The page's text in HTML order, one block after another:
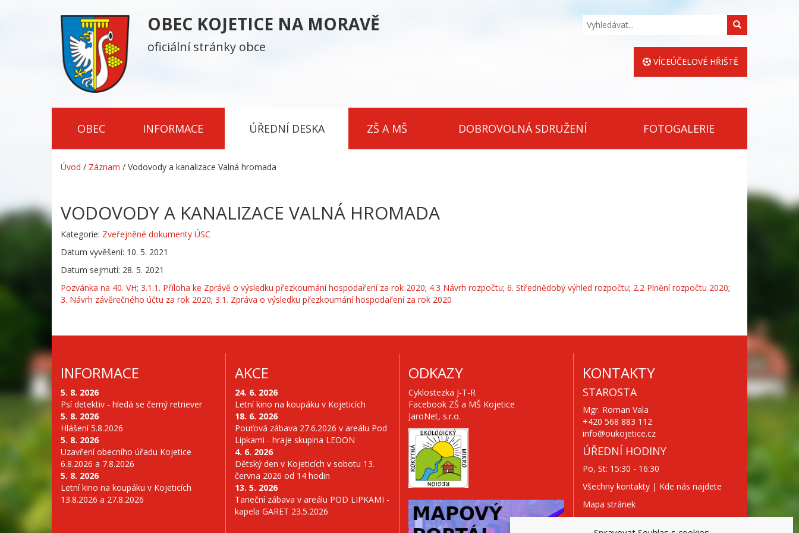
OBEC KOJETICE NA MORAVĚ
oficiální stránky obce
Hledat
VÍCEÚČELOVÉ HŘIŠTĚ
OBEC INFORMACE ÚŘEDNÍ DESKA ZŠ A MŠ DOBROVOLNÁ SDRUŽENÍ FOTOGALERIE
Úvod / Záznam / Vodovody a kanalizace Valná hromada
VODOVODY A KANALIZACE VALNÁ HROMADA
Kategorie: Zveřejněné dokumenty ÚSC
Datum vyvěšení: 10. 5. 2021
Datum sejmutí: 28. 5. 2021
Pozvánka na 40. VH; 3.1.1. Příloha ke Zprávě o výsledku přezkoumání hospodaření za rok 2020; 4.3 Návrh rozpočtu; 6. Střednědobý výhled rozpočtu; 2.2 Plnění rozpočtu 2020;
3. Návrh závěrečného účtu za rok 2020; 3.1. Zpráva o výsledku přezkoumání hospodaření za rok 2020
INFORMACE
5. 8. 2026
Psí detektiv - hledá se černý retriever
5. 8. 2026
Hlášení 5.8.2026
5. 8. 2026
Uzavření obecního úřadu Kojetice
6.8.2026 a 7.8.2026
5. 8. 2026
Letní kino na koupáku v Kojeticích
13.8.2026 a 27.8.2026
AKCE
24. 6. 2026
Letní kino na koupáku v Kojeticích
18. 6. 2026
Pouťová zábava 27.6.2026 v areálu Pod
Lipkami - hraje skupina LEOON
4. 6. 2026
Dětský den v Kojeticích v sobotu 13.
června 2026 od 14 hodin
13. 5. 2026
Taneční zábava v areálu POD LIPKAMI -
kapela GARET 23.5.2026
ODKAZY
Cyklostezka J-T-R
Facebook ZŠ a MŠ Kojetice
JaroNet, s.r.o.
KONTAKTY
STAROSTA
Mgr. Roman Vala
+420 568 883 112
info@oukojetice.cz
ÚŘEDNÍ HODINY
Po, St: 15:30 - 16:30
Všechny kontakty | Kde nás najdete
Mapa stránek